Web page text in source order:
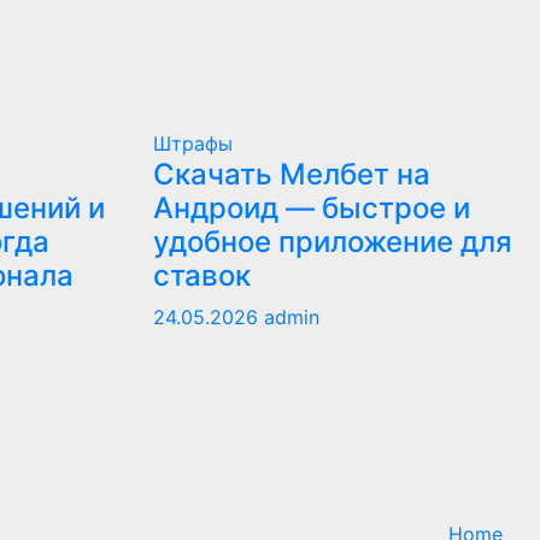
и
Штрафы
Скачать Мелбет на
Андроид — быстрое и
удобное приложение для
ставок
24.05.2026 admin
Home